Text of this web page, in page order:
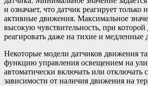
и означает, что датчик реагирует только
активные движения. Максимальное
высокую чувствительность, при которой
реагировать даже на тихие и медленные
Некоторые модели датчиков движения
функцию управления освещением на
автоматически включать или отключать
зависимости от наличия движения на